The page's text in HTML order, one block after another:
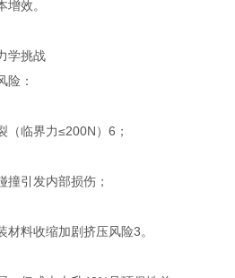
效。
学挑战
险：
（临界力≤200N）6；
撞引发内部损伤；
料收缩加剧挤压风险3。